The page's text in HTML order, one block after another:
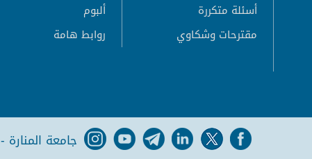
أسئلة متكررة
ألبوم
مقترحات وشكاوي
روابط هامة
جامعة المنارة - Manara University